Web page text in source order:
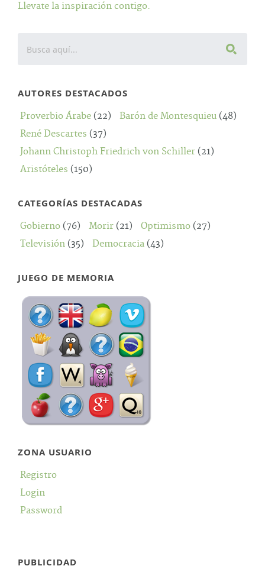
Llevate la inspiración contigo.
AUTORES DESTACADOS
Proverbio Árabe (22) Barón de Montesquieu (48)
René Descartes (37)
Johann Christoph Friedrich von Schiller (21)
Aristóteles (150)
CATEGORÍAS DESTACADAS
Gobierno (76) Morir (21) Optimismo (27)
Televisión (35) Democracia (43)
JUEGO DE MEMORIA
ZONA USUARIO
Registro
Login
Password
PUBLICIDAD